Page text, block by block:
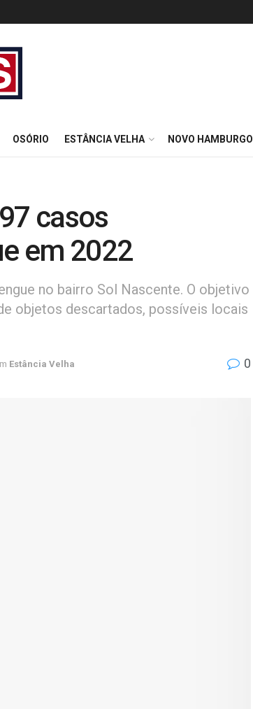
OSÓRIO ESTÂNCIA VELHA NOVO HAMBURGO
casos
em 2022
no bairro Sol Nascente. O objetivo
objetos descartados, possíveis locais
Estância Velha 0